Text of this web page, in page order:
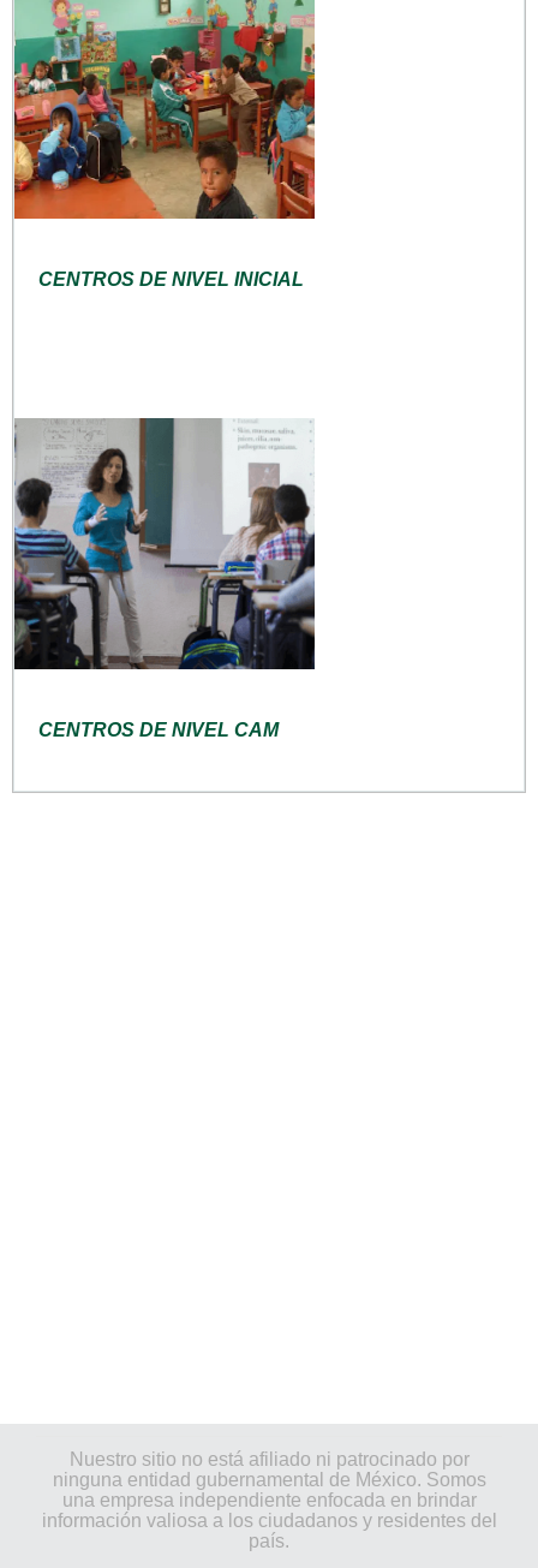
CENTROS DE NIVEL INICIAL
CENTROS DE NIVEL CAM
Nuestro sitio no está afiliado ni patrocinado por
ninguna entidad gubernamental de México. Somos
una empresa independiente enfocada en brindar
información valiosa a los ciudadanos y residentes del
país.